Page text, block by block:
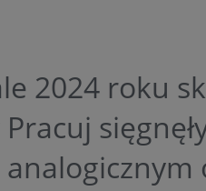
2024 roku